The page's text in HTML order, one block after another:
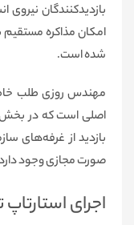
بازدیدکنندگان نیروی
امکان مذاکره مستقیم
شده است.
اصلی است که در بخش
بازدید از غرفه‌های
‌صورت مجازی وجود
اجرای